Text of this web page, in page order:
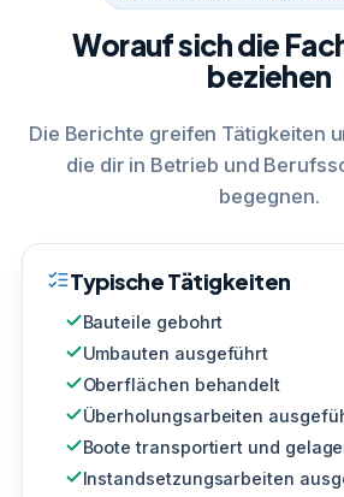
Worauf sich die
beziehen
Die Berichte greifen Tätigkeiten
die dir in Betrieb und
begegnen.
Typische Tätigkeiten
Bauteile gebohrt
Umbauten ausgeführt
Oberflächen behandelt
Überholungsarbeiten
Boote transportiert und
Instandsetzungsarbeiten